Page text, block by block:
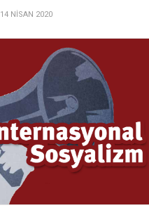
14 NISAN 2020